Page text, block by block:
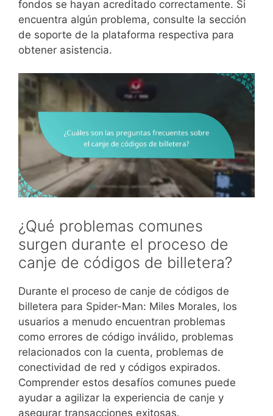
fondos se hayan acreditado correctamente. Si
encuentra algún problema, consulte la sección
de soporte de la plataforma respectiva para
obtener asistencia.
¿Qué problemas comunes
surgen durante el proceso de
canje de códigos de billetera?
Durante el proceso de canje de códigos de
billetera para Spider-Man: Miles Morales, los
usuarios a menudo encuentran problemas
como errores de código inválido, problemas
relacionados con la cuenta, problemas de
conectividad de red y códigos expirados.
Comprender estos desafíos comunes puede
ayudar a agilizar la experiencia de canje y
asegurar transacciones exitosas.